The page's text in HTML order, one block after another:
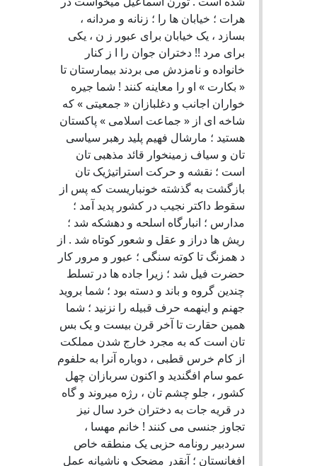
هرات ؛ خيابان ها را ؛ زنانه و مردانه ،
بسازد ، يک خيابان برای عبور ز ن ، يکی
برای مرد !! دختران جوان را ا ز کنار
خانواده و نامزدش می بردند بيمارستان تا
« بکارت » او را معاينه کنند ! شما جيره
خواران اجانب و دغلبازان « جمعيتی » که
شاخه ای از « جماعت اسلامی » پاکستان
هستيد ؛ مارشال فهيم پليد رهبر سياسی
تان و سياف زمينخوار قائد مذهبی تان
است ؛ نقشه و حرکت استراتيژيک تان
بازگشت به گذشته خونباريست که پس از
سقوط داکتر نجيب در کشور پديد آمد ؛
مدارس ؛ انبارگاه اسلحه و دهشکه شد ؛
ريش ها دراز و عقل و شعور کوتاه شد . از
د همزنگ تا کوته سنگی ؛ عبور و مرور کار
حضرت فيل شد ؛ زيرا جاده ها در تسلط
چندين گروه و باند و دسته بود ؛ شما برويد
جهنم و اينهمه حرف قبيله را نزنيد ؛ شما
همين حقارت تا آخر قرن بيست و يک بس
تان است که به مجرد خارج شدن مملکت
از کام خرس قطبی ، دوباره آنرا به حلفوم
عمو سام افگنديد و اکنون سربازان چهل
کشور ، جلو چشم تان ، رژه ميروند و گاه
در قريه جات به دختران خرد سال نيز
تجاوز جنسی می کنند ! خانم مهسا ،
سردبير رونامه حزبی يک منطقه خاص
افغانستان ؛ آنقدر مضحک و ناشيانه عمل